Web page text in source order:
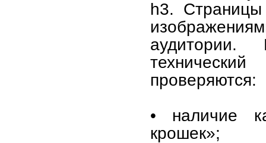
h3. Страницы
аудитории.
проверяются:
• наличие
крошек»;